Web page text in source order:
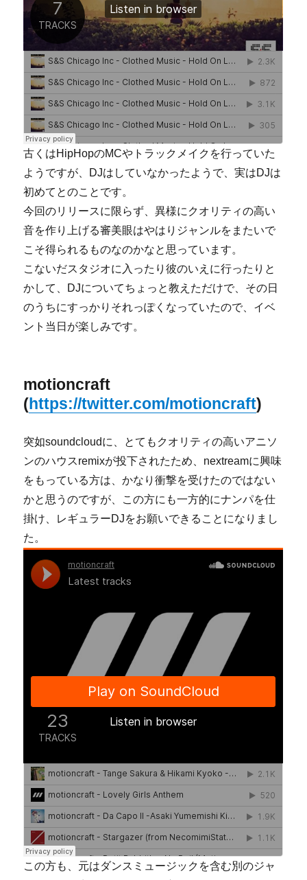
古くはHipHopのMCやトラックメイクを行っていた
ようですが、DJはしていなかったようで、実はDJは
初めてとのことです。
今回のリリースに限らず、異様にクオリティの高い
音を作り上げる審美眼はやはりジャンルをまたいで
こそ得られるものなのかなと思っています。
こないだスタジオに入ったり彼のいえに行ったりと
かして、DJについてちょっと教えただけで、その日
のうちにすっかりそれっぽくなっていたので、イベ
ント当日が楽しみです。
motioncraft
(https://twitter.com/motioncraft)
突如soundcloudに、とてもクオリティの高いアニソ
ンのハウスremixが投下されたため、nextreamに興味
をもっている方は、かなり衝撃を受けたのではない
かと思うのですが、この方にも一方的にナンパを仕
掛け、レギュラーDJをお願いできることになりまし
た。
この方も、元はダンスミュージックを含む別のジャ